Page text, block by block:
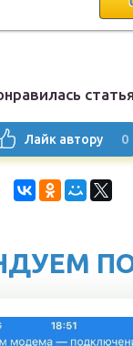
Лайк автору 0